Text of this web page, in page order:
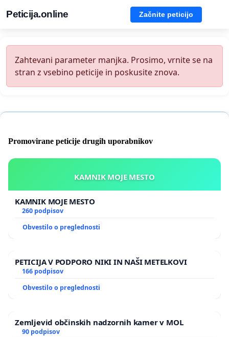
Peticija.online Začnite peticijo
Zahtevani parameter manjka. Prosimo, vrnite se na
stran z vsebino peticije in poskusite znova.
Promovirane peticije drugih uporabnikov
KAMNIK MOJE MESTO
KAMNIK MOJE MESTO
260 podpisov
Obvestilo o preglednosti
PETICIJA V PODPORO NIKI IN NAŠI METELKOVI
166 podpisov
Obvestilo o preglednosti
Zemljevid občinskih nadzornih kamer v MOL
90 podpisov